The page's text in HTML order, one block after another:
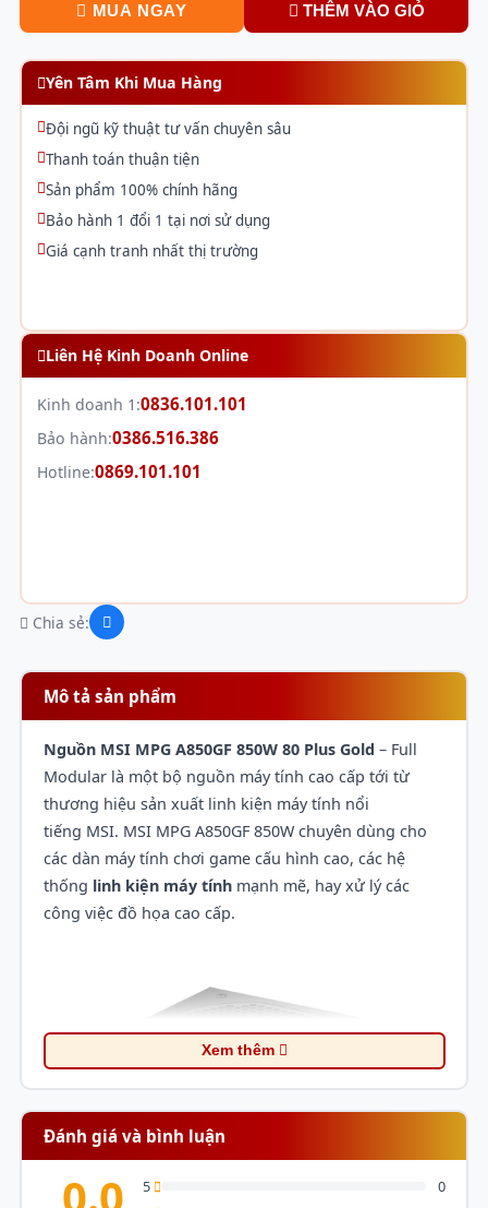
MUA NGAY THÊM VÀO GIỎ
Yên Tâm Khi Mua Hàng
Đội ngũ kỹ thuật tư vấn chuyên sâu
Thanh toán thuận tiện
Sản phẩm 100% chính hãng
Bảo hành 1 đổi 1 tại nơi sử dụng
Giá cạnh tranh nhất thị trường
Liên Hệ Kinh Doanh Online
Kinh doanh 1:0836.101.101
Bảo hành:0386.516.386
Hotline:0869.101.101
Chia sẻ:
Mô tả sản phẩm
Nguồn MSI MPG A850GF 850W 80 Plus Gold – Full
Modular là một bộ nguồn máy tính cao cấp tới từ
thương hiệu sản xuất linh kiện máy tính nổi
tiếng MSI. MSI MPG A850GF 850W chuyên dùng cho
các dàn máy tính chơi game cấu hình cao, các hệ
thống linh kiện máy tínhmạnh mẽ, hay xử lý các
công việc đồ họa cao cấp.
Xem thêm
Đánh giá và bình luận
0.0 5
0